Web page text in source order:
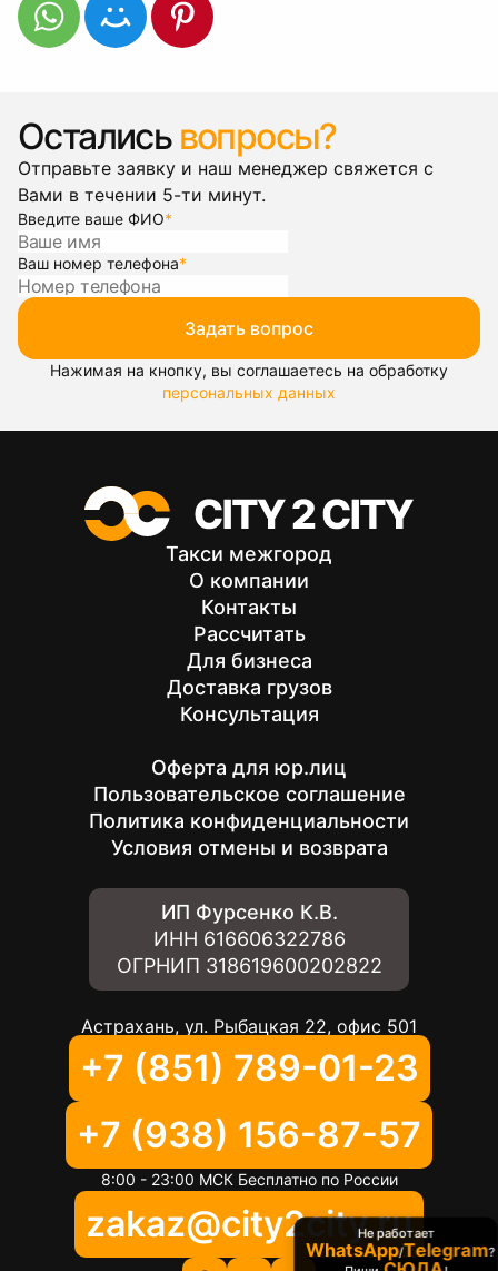
Остались вопросы?
Отправьте заявку и наш менеджер свяжется с
Вами в течении 5-ти минут.
Введите ваше ФИО*
Ваш номер телефона*
Задать вопрос
Нажимая на кнопку, вы соглашаетесь на обработку
персональных данных
Такси межгород
О компании
Контакты
Рассчитать
Для бизнеса
Доставка грузов
Консультация
Оферта для юр.лиц
Пользовательское соглашение
Политика конфиденциальности
Условия отмены и возврата
ИП Фурсенко К.В.
ИНН 616606322786
ОГРНИП 318619600202822
Астрахань, ул. Рыбацкая 22, офис 501
+7 (851) 789-01-23
+7 (938) 156-87-57
8:00 - 23:00 МСК Бесплатно по России
zakaz@city2city.ru
Не работает
WhatsApp/Telegram?